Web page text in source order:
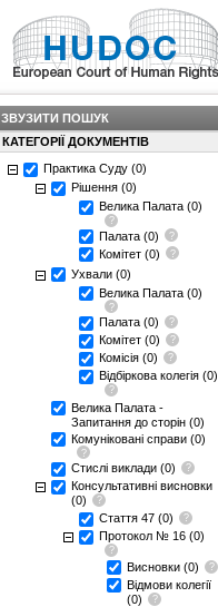
ЗВУЗИТИ ПОШУК
КАТЕГОРІЇ ДОКУМЕНТІВ
Практика Суду (0)
Рішення (0)
Велика Палата (0)
Палата (0)
Комітет (0)
Ухвали (0)
Велика Палата (0)
Палата (0)
Комітет (0)
Комісія (0)
Відбіркова колегія (0)
Велика Палата -
Запитання до сторін (0)
Комуніковані справи (0)
Стислі виклади (0)
Консультативні висновки
(0)
Стаття 47 (0)
Протокол № 16 (0)
Висновки (0)
Відмови колегії
(0)